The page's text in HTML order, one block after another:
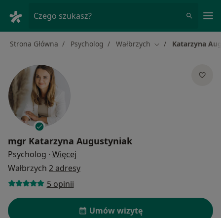
Czego szukasz?
Strona Główna Psycholog Wałbrzych Zmień miasto
Katarzyna
mgr Katarzyna Augustyniak
Psycholog · Więcej
Wałbrzych 2 adresy
5 opinii
Umów wizytę